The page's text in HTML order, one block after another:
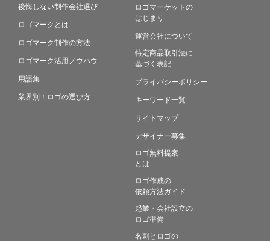
後悔しない制作会社選び
ロゴマークとは
ロゴマーク制作の方法
ロゴマーク活用ノウハウ
用語集
業界別！ロゴの選び方
ロゴマーケットの
はじまり
運営会社について
特定商品取引法に
基づく表記
プライバシーポリシー
キーワード一覧
サイトマップ
デザイナー募集
ロゴ無料提案
とは
ロゴ作成の
依頼方法ガイド
起業・会社設立の
ロゴ準備
名刺とロゴの